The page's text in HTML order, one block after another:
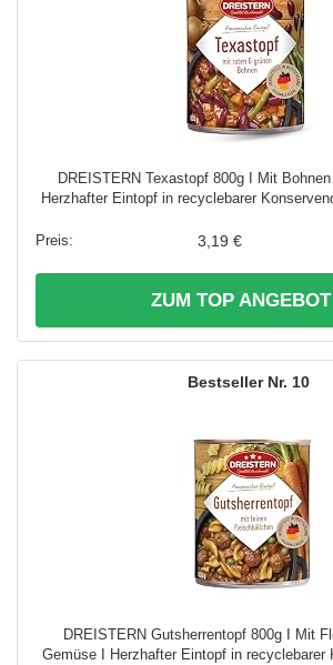
DREISTERN Texastopf 800g I Mit Bohnen
Herzhafter Eintopf in recyclebarer
3,19 €
ZUM TOP
10
DREISTERN Gutsherrentopf 800g I Mit
Gemüse I Herzhafter Eintopf in recyclebarer